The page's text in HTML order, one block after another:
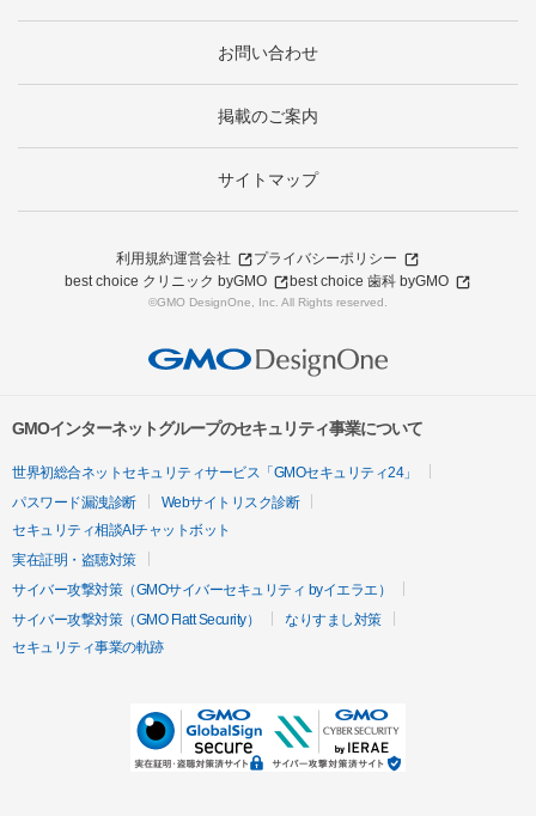
お問い合わせ
掲載のご案内
サイトマップ
利用規約運営会社
プライバシーポリシー
best choice クリニック byGMO
best choice 歯科 byGMO
©GMO DesignOne, Inc. All Rights reserved.
GMOインターネットグループのセキュリティ事業について
世界初総合ネットセキュリティサービス「GMOセキュリティ24」
パスワード漏洩診断
Webサイトリスク診断
セキュリティ相談AIチャットボット
実在証明・盗聴対策
サイバー攻撃対策（GMOサイバーセキュリティ byイエラエ）
サイバー攻撃対策（GMO Flatt Security）
なりすまし対策
セキュリティ事業の軌跡